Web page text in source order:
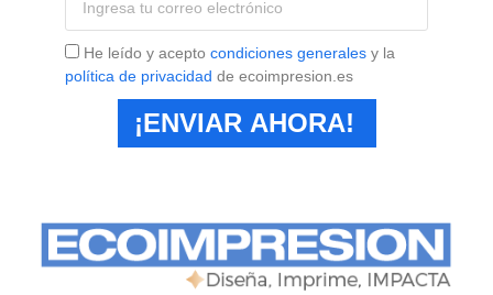
He leído y acepto condiciones generales y la
política de privacidad de ecoimpresion.es
¡ENVIAR AHORA!